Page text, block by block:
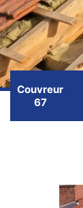
Couvreur
67